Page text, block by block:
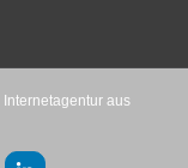
Internetagentur aus